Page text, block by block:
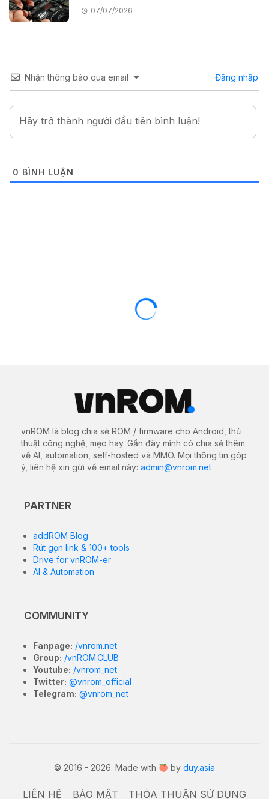
07/07/2026
Nhận thông báo qua email Đăng nhập
0 BÌNH LUẬN
vnROM là blog chia sẻ ROM / firmware cho Android, thủ
thuật công nghệ, mẹo hay. Gần đây mình có chia sẻ thêm
về AI, automation, self-hosted và MMO. Mọi thông tin góp
ý, liên hệ xin gửi về email này: admin@vnrom.net
PARTNER
addROM Blog
Rút gọn link & 100+ tools
Drive for vnROM-er
AI & Automation
COMMUNITY
Fanpage: /vnrom.net
Group: /vnROM.CLUB
Youtube: /vnrom_net
Twitter: @vnrom_official
Telegram: @vnrom_net
© 2016 - 2026. Made with by duy.asia
LIÊN HỆ BẢO MẬT THỎA THUẬN SỬ DỤNG